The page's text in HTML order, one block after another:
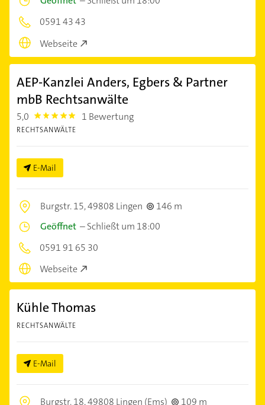
0591 43 43
Webseite
AEP-Kanzlei Anders, Egbers & Partner
mbB Rechtsanwälte
5,0 5.0 1 Bewertung
RECHTSANWÄLTE
E-Mail
Burgstr. 15,49808 Lingen
146 m
Geöffnet –Schließt um 18:00
0591 91 65 30
Webseite
Kühle Thomas
RECHTSANWÄLTE
E-Mail
Burgstr. 18,49808 Lingen (Ems)
109 m